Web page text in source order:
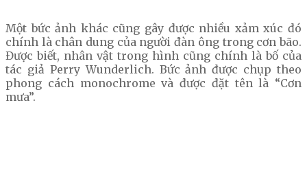
Một bức ảnh khác cũng gây được nhiều xảm xúc đó
chính là chân dung của người đàn ông trong cơn bão.
Được biết, nhân vật trong hình cũng chính là bố của
tác giả Perry Wunderlich. Bức ảnh được chụp theo
phong cách monochrome và được đặt tên là “Cơn
mưa”.